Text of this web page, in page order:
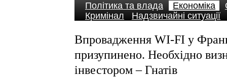
Політика та влада Економіка
Кримінал
Надзвичайні ситуації
Впровадження WI-FI у
призупинено. Необхідно
інвестором – Гнатів